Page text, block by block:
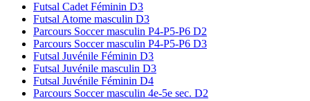
Futsal Cadet Féminin D3
Futsal Atome masculin D3
Parcours Soccer masculin P4-P5-P6 D2
Parcours Soccer masculin P4-P5-P6 D3
Futsal Juvénile Féminin D3
Futsal Juvénile masculin D3
Futsal Juvénile Féminin D4
Parcours Soccer masculin 4e-5e sec. D2